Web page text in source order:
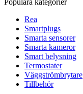
Rea
Smartplugs
Smarta sensorer
Smarta kameror
Smart belysning
Termostater
Väggströmbrytare
Tillbehör